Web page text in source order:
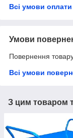
Всі умови оплати
Умови
Повернення
Всі умови
З цим товаром